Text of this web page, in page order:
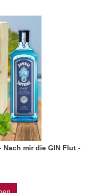
Nach mir die GIN Flut -